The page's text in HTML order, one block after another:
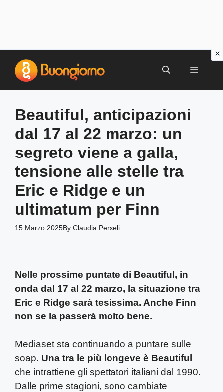
contenuto
MENU
Beautiful, anticipazioni
dal 17 al 22 marzo: un
segreto viene a galla,
tensione alle stelle tra
Eric e Ridge e un
ultimatum per Finn
15 Marzo 2025By Claudia Perseli
Nelle prossime puntate di Beautiful, in
onda dal 17 al 22 marzo, la situazione tra
Eric e Ridge sarà tesissima. Anche Finn
non se la passerà molto bene.
Mediaset sta continuando a puntare sulle
soap. Una tra le più longeve è Beautiful
che intrattiene gli spettatori italiani dal 1990.
Dalle prime stagioni, sono cambiate